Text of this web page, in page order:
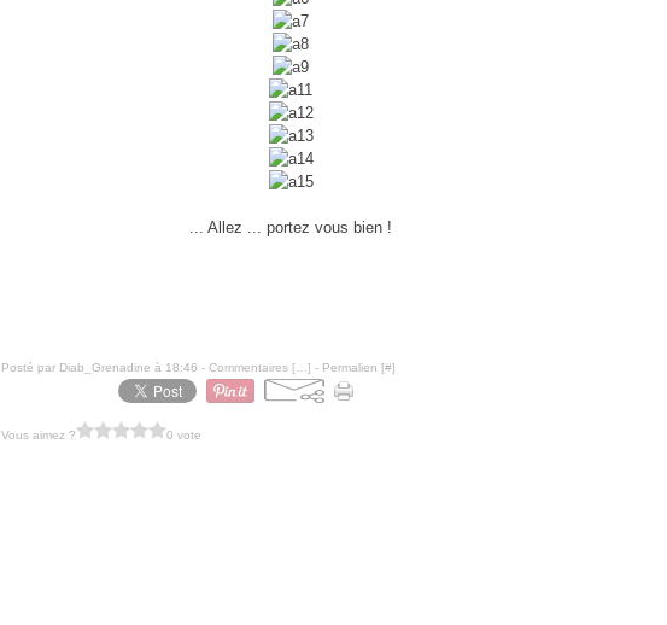
... Allez ... portez vous bien !
Posté par Diab_Grenadine à 18:46 - Commentaires [ ] - Permalien [#]
Vous aimez ? 0 vote